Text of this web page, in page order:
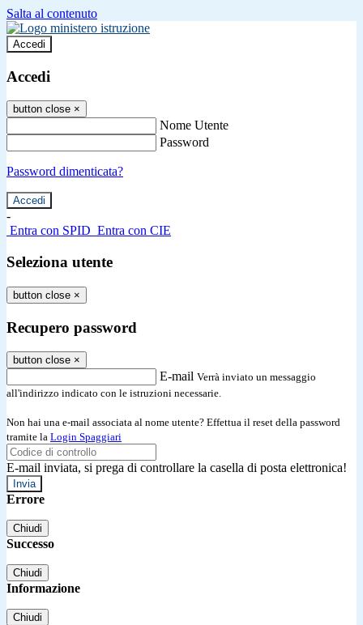
Salta al contenuto
Accedi
Accedi
button close ×
Nome Utente
Password
Password dimenticata?
-
Entra con SPID Entra con CIE
Seleziona utente
button close ×
Recupero password
button close ×
E-mail Verrà inviato un messaggio
all'indirizzo indicato con le istruzioni necessarie.
Non hai una e-mail associata al nome utente? Effettua il reset della password
tramite la Login Spaggiari
E-mail inviata, si prega di controllare la casella di posta elettronica!
Errore
Chiudi
Successo
Chiudi
Informazione
Chiudi